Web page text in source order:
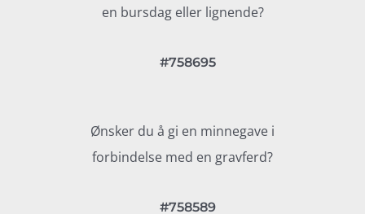
en bursdag eller lignende?
#758695
Ønsker du å gi en minnegave i
forbindelse med en gravferd?
#758589